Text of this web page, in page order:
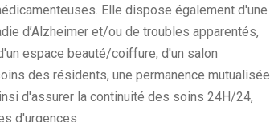
Elle dispose également d'une
d’Alzheimer et/ou de troubles apparentés,
espace beauté/coiffure, d'un salon
des résidents, une permanence mutualisée
d'assurer la continuité des soins 24H/24,
d'urgences